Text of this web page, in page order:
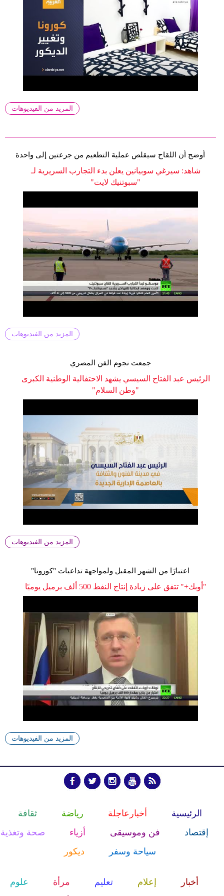
المزيد من الفيديوهات
أوضح أن اللقاح سيقلص عملية التطعيم من جرعتين إلى واحدة
شاهد: سيرغي سوبيانين يعلن بدء التجارب السريرية لـ
"سبوتنيك لايت"
المزيد من الفيديوهات
جمعت نجوم الفن المصري
الرئيس عبد الفتاح السيسي يشهد الاحتفالية الوطنية الكبرى
"وطن السلام"
المزيد من الفيديوهات
اعتبارًا من الشهر المقبل ولمواجهة تداعيات "كورونا"
"أوبك+" تتفق على زيادة إنتاج النفط 500 ألف برميل يوميًا
المزيد من الفيديوهات
الرئيسية أخبارعاجلة رياضة
ثقافة
إقتصاد
فن وموسيقى أزياء
صحة وتغذية
سياحة وسفر
ديكور
أخبار إعلام تعليم مرأة علوم